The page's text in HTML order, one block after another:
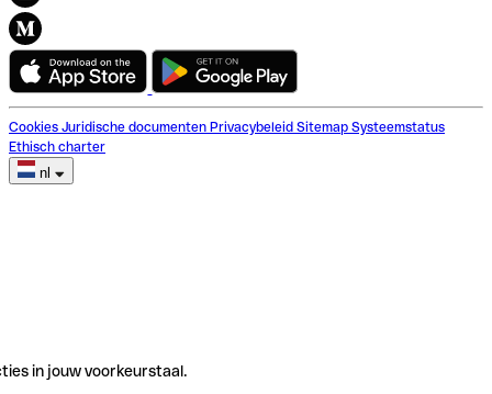
Cookies Juridische documenten Privacybeleid Sitemap Systeemstatus
Ethisch charter
nl
in jouw voorkeurstaal.